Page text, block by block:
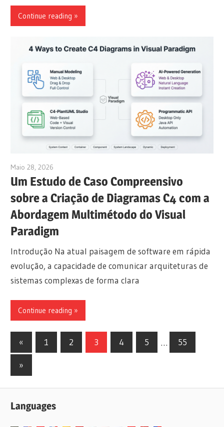
Continue reading
Maio 28, 2026
Um Estudo de Caso Compreensivo
sobre a Criação de Diagramas C4 com a
Abordagem Multimétodo do Visual
Paradigm
Introdução Na atual paisagem de software em rápida
evolução, a capacidade de comunicar arquiteturas de
sistemas complexas de forma clara
Continue reading
Paginação
dos
conteúdos
« Previous
Posts
1 2 3 4 5 … 55
Next
Posts
»
Languages